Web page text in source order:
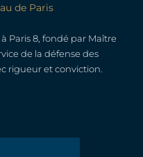
de Paris
Paris 8, fondé par Maître
de la défense des
rigueur et conviction.